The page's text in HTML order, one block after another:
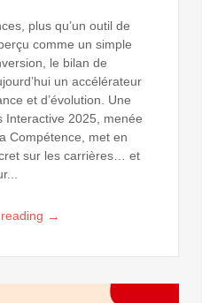
plus qu’un outil de
comme un simple
le bilan de
un accélérateur
et d’évolution. Une
Interactive 2025, menée
Compétence, met en
sur les carrières… et
→